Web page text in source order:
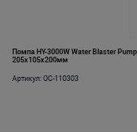
Помпа HY-3000W Water Blaster
205х105х200мм
Артикул: OC-110303